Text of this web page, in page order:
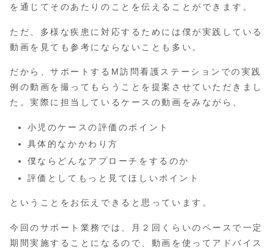
を通じてそのあたりのことを伝えることができます。
ただ、多様な疾患に対応するためには僕が実践している
動画を見ても参考にならないことも多い。
だから、サポートするM訪問看護ステーションでの実践
例の動画を撮ってもらうことを提案させていただきまし
た。実際に担当しているケースの動画をみながら、
小児のケースの評価のポイント
具体的なかかわり方
僕ならどんなアプローチをするのか
評価としてもっと見てほしいポイント
ということをお伝えできると思っています。
今回のサポート業務では、月２回くらいのペースで一定
期間実施することになるので、動画を使ってアドバイス